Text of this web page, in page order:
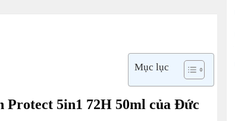
Mục lục
5in1 72H 50ml của Đức